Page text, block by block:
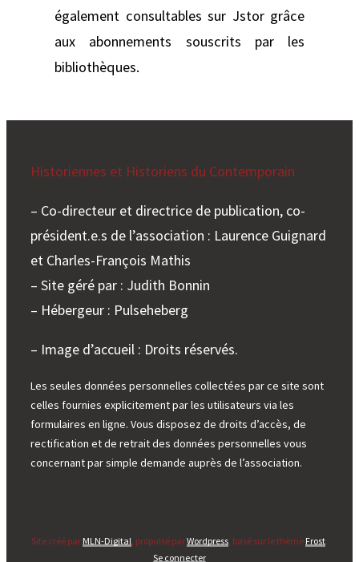
également consultables sur Jstor grâce
aux abonnements souscrits par les
bibliothèques.
Historiennes et Historiens du Contemporain
– Co-directeur et directrice de publication, co-
président.e.s de l’association : Laurence Guignard
et Charles-François Mathis
– Site géré par : Judith Bonnin
– Hébergeur : Pulseheberg
– Image d’accueil : Droits réservés.
Les seules données personnelles collectées par ce site sont
celles fournies explicitement par les utilisateurs via les
formulaires en ligne. Vous disposez de droits d’accès, de
rectification et de retrait des données personnelles vous
concernant par simple demande auprès de l’association.
Site créé par MLN-Digital , propulsé parWordpress , basé sur le thème Frost.
Se connecter